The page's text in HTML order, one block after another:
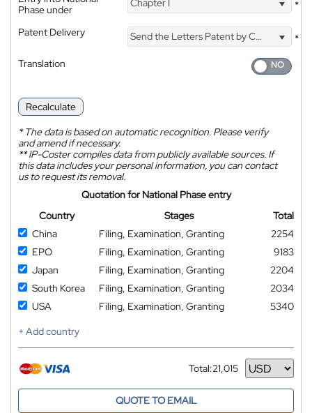
Phase under
Chapter I *
Patent Delivery Send the Letters Patent by Courier
*
Translation
Recalculate
*The data is based on automatic recognition. Please verify
and amend if necessary.
**IP-Coster compiles data from publicly available sources. If
this data includes your personal information, you can contact
us to request its removal.
Quotation for National Phase entry
Country
Stages
Total
China
Filing, Examination, Granting
2254
EPO
Filing, Examination, Granting
9183
Japan
Filing, Examination, Granting
2204
South Korea
Filing, Examination, Granting
2034
USA
Filing, Examination, Granting
5340
+ Add country
Total:21,015
Currency
QUOTE TO EMAIL